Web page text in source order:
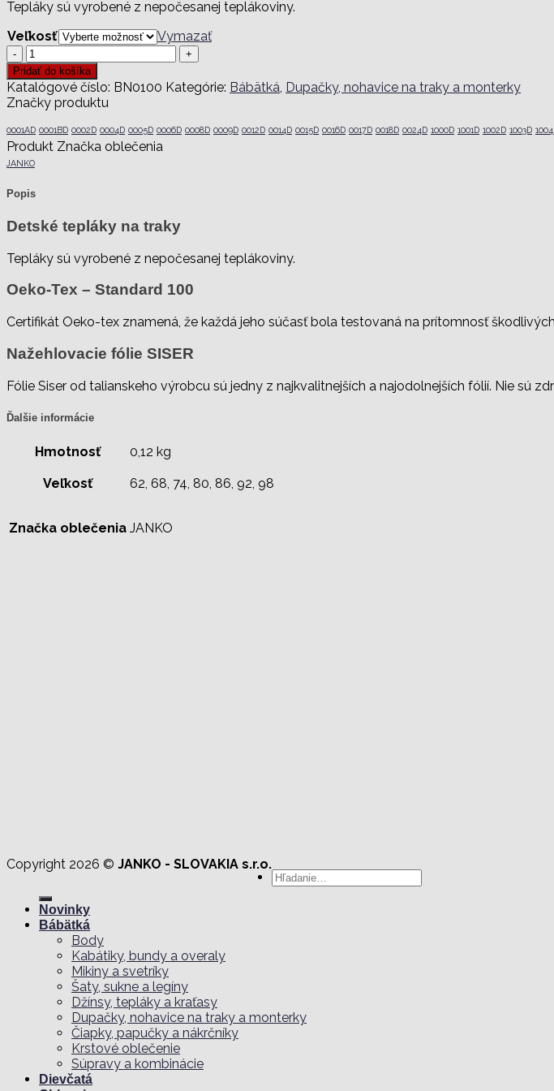
Tepláky sú vyrobené z nepočesanej teplákoviny.
Veľkosť
Vymazať
množstvo
Tepláky
na
traky,
Šibal
BN0100
Pridať do košíka
Katalógové číslo: BN0100 Kategórie: Bábätká Dupačky, nohavice na traky a monterky
Značky produktu
0001AD 0001BD 0002D 0004D 0005D 0006D 0008D 0009D 0012D 0014D 0015D 0016D 0017D 0018D 0024D 1000D 1001D 1002D 1003D
Produkt Značka oblečenia
JANKO
Popis
Detské tepláky na traky
Tepláky sú vyrobené z nepočesanej teplákoviny.
Oeko-Tex – Standard 100
Certifikát Oeko-tex znamená, že každá jeho súčasť bola testovaná na prítomnosť
Nažehlovacie fólie SISER
Fólie Siser od talianskeho výrobcu sú jedny z najkvalitnejších a najodolnejších fólií. Nie sú
Ďalšie informácie
Hmotnosť 0,12 kg
Veľkosť 62, 68, 74, 80, 86, 92, 98
Značka oblečenia JANKO
Copyright 2026 © JANKO - SLOVAKIA s.r.o.
Hľadať:
Novinky
Bábätká
Body
Kabátiky, bundy a overaly
Mikiny a svetríky
Šaty, sukne a legíny
Džínsy, tepláky a kraťasy
Dupačky, nohavice na traky a monterky
Čiapky, papučky a nákrčníky
Krstové oblečenie
Súpravy a kombinácie
Dievčatá